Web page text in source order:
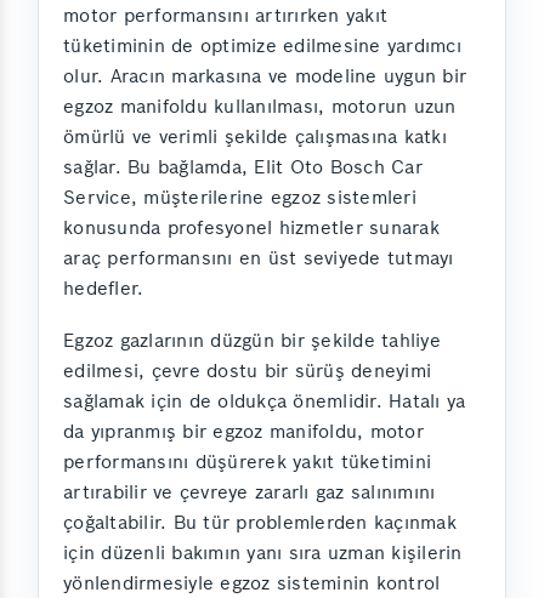
motor performansını artırırken yakıt
tüketiminin de optimize edilmesine yardımcı
olur. Aracın markasına ve modeline uygun bir
egzoz manifoldu kullanılması, motorun uzun
ömürlü ve verimli şekilde çalışmasına katkı
sağlar. Bu bağlamda, Elit Oto Bosch Car
Service, müşterilerine egzoz sistemleri
konusunda profesyonel hizmetler sunarak
araç performansını en üst seviyede tutmayı
hedefler.
Egzoz gazlarının düzgün bir şekilde tahliye
edilmesi, çevre dostu bir sürüş deneyimi
sağlamak için de oldukça önemlidir. Hatalı ya
da yıpranmış bir egzoz manifoldu, motor
performansını düşürerek yakıt tüketimini
artırabilir ve çevreye zararlı gaz salınımını
çoğaltabilir. Bu tür problemlerden kaçınmak
için düzenli bakımın yanı sıra uzman kişilerin
yönlendirmesiyle egzoz sisteminin kontrol